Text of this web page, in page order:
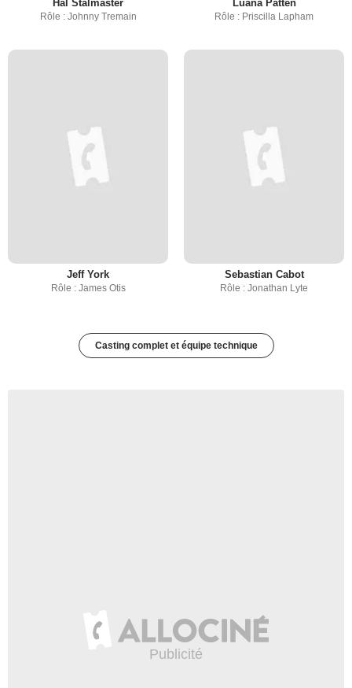
Hal Stalmaster
Rôle : Johnny Tremain
Luana Patten
Rôle : Priscilla Lapham
Jeff York
Rôle : James Otis
Sebastian Cabot
Rôle : Jonathan Lyte
Casting complet et équipe technique